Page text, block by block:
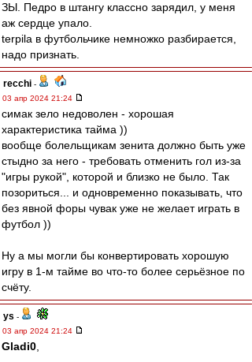
ЗЫ. Педро в штангу классно зарядил, у меня
аж сердце упало.
terpila в футбольчике немножко разбирается,
надо признать.
recchi -
03 апр 2024 21:24
симак зело недоволен - хорошая
характеристика тайма ))
вообще болельщикам зенита должно быть уже
стыдно за него - требовать отменить гол из-за
"игры рукой", которой и близко не было. Так
позориться... и одновременно показывать, что
без явной форы чувак уже не желает играть в
футбол ))
Ну а мы могли бы конвертировать хорошую
игру в 1-м тайме во что-то более серьёзное по
счёту.
ys -
03 апр 2024 21:24
Gladi0